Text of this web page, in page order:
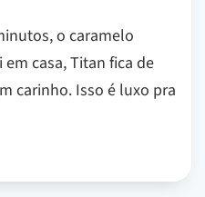
o caramelo
casa, Titan fica de
carinho. Isso é luxo pra